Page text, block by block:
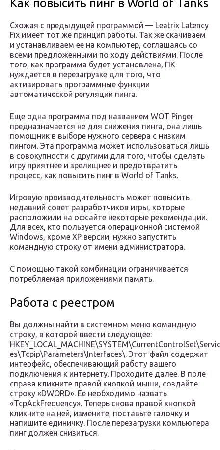
Как повысить пинг в World of Tanks
Схожая с предыдущей программой — Leatrix Latency
Fix имеет тот же принцип работы. Так же скачиваем
и устанавливаем ее на компьютер, соглашаясь со
всеми предложенными по ходу действиями. После
того, как программа будет установлена, ПК
нуждается в перезагрузке для того, что
активировать программные функции
автоматической регуляции пинга.
Еще одна программа под названием WOT Pinger
предназначается не для снижения пинга, она лишь
помощник в выборе нужного сервера с низким
пингом. Эта программа может использоваться лишь
в совокупности с другими для того, чтобы сделать
игру приятнее и зрелищнее и предотвратить
процесс, как повысить пинг в World of Tanks.
Игровую производительность может повысить
недавний совет разработчиков игры, которые
расположили на офсайте некоторые рекомендации.
Для всех, кто пользуется операционной системой
Windows, кроме XP версии, нужно запустить
командную строку от имени администратора.
С помощью такой комбинации ограничивается
потребляемая приложениями память.
Работа с реестром
Вы должны найти в системном меню командную
строку, в которой ввести следующее:
HKEY_LOCAL_MACHINE\SYSTEM\CurrentControlSet\Servic
es\Tcpip\Parameters\Interfaces\. Этот файл содержит
интерфейс, обеспечивающий работу вашего
подключения к интернету. Проходите далее. В поле
справа кликните правой кнопкой мыши, создайте
строку «DWORD». Ее необходимо назвать
«TcpAckFrequency». Теперь снова правой кнопкой
кликните на ней, измените, поставьте галочку и
напишите единичку. После перезагрузки компьютера
пинг должен снизиться.